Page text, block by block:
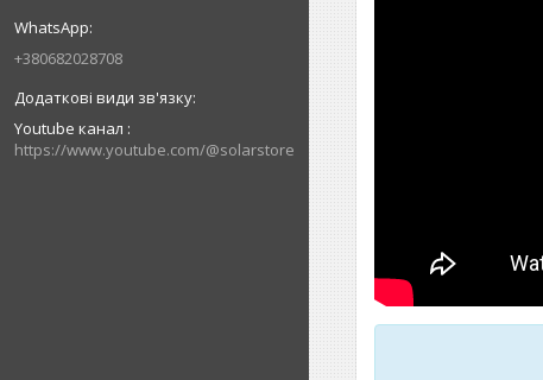
+380682028708
Youtube канал
https://www.youtube.com/@solarstore